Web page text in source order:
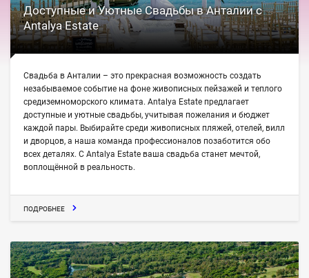
Доступные и Уютные Свадьбы в Анталии с
Antalya Estate
Свадьба в Анталии – это прекрасная возможность создать
незабываемое событие на фоне живописных пейзажей и теплого
средиземноморского климата. Antalya Estate предлагает
доступные и уютные свадьбы, учитывая пожелания и бюджет
каждой пары. Выбирайте среди живописных пляжей, отелей, вилл
и дворцов, а наша команда профессионалов позаботится обо
всех деталях. С Antalya Estate ваша свадьба станет мечтой,
воплощённой в реальность.
ПОДРОБНЕЕ